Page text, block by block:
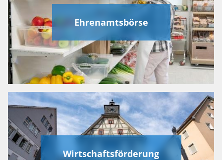
Ehrenamtsbörse
Wirtschaftsförderung